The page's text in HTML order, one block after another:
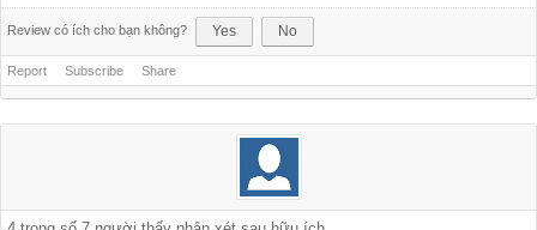
Review có ích cho bạn không? Yes No
Report Subscribe Share